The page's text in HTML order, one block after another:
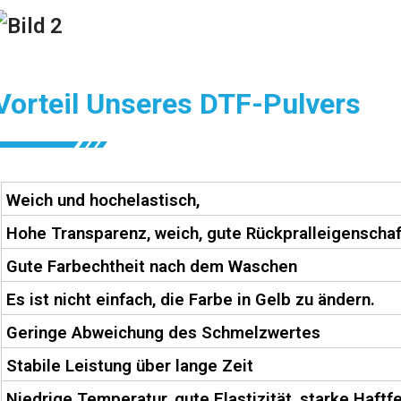
Unseres DTF-Pulvers
Weich und hochelastisch,
Hohe Transparenz, weich, gute
Gute Farbechtheit nach dem Waschen
Es ist nicht einfach, die Farbe in Gelb zu ändern.
Geringe Abweichung des Schmelzwertes
Stabile Leistung über lange Zeit